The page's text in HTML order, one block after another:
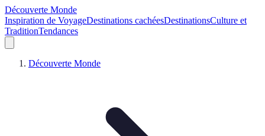
Découverte Monde
Inspiration de VoyageDestinations cachéesDestinationsCulture et
TraditionTendances
Découverte Monde